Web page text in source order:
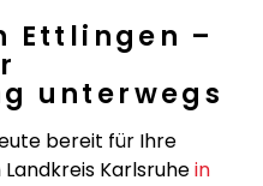
Ettlingen –
unterwegs
bereit für Ihre
Karlsruhein